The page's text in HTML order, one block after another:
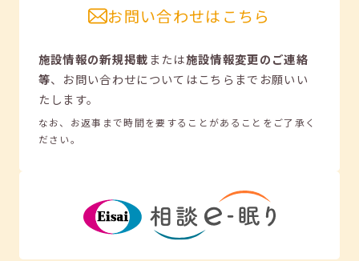
お問い合わせはこちら
施設情報の新規掲載または施設情報変更のご連絡
等、 お問い合わせについてはこちらまでお願いい
たします。
なお、お返事まで時間を要することがあることをご了承く
ださい。